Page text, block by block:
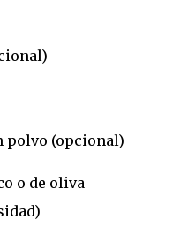
polvo (opcional)
o de oliva